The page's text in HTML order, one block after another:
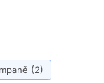
(2)